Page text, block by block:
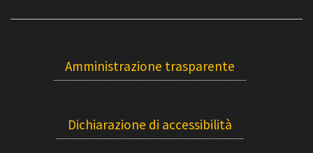
Amministrazione trasparente
Dichiarazione di accessibilità